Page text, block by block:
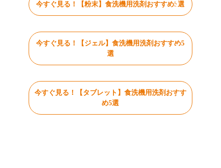
今すぐ見る！【粉末】食洗機用洗剤おすすめ5選
今すぐ見る！【ジェル】食洗機用洗剤おすすめ5
選
今すぐ見る！【タブレット】食洗機用洗剤おすす
め5選